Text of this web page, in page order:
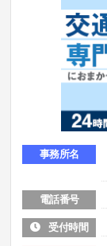
事務所名
電話番号
受付時間